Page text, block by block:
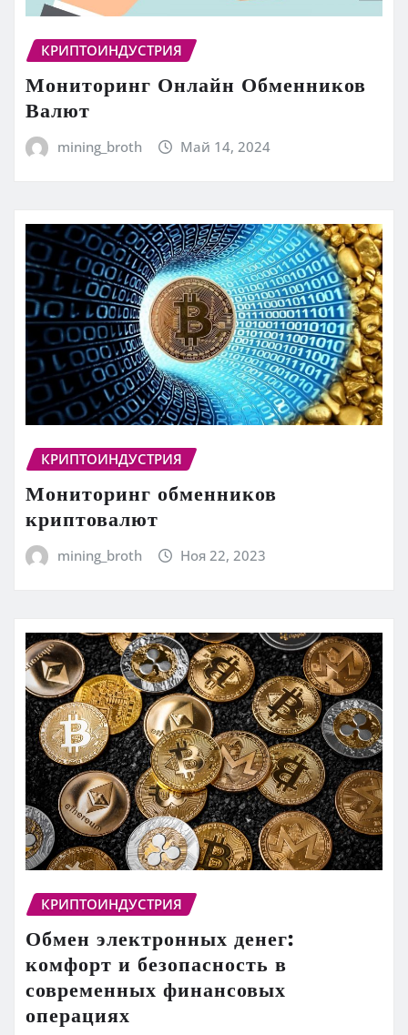
КРИПТОИНДУСТРИЯ
Мониторинг Онлайн Обменников
Валют
mining_broth Май 14, 2024
КРИПТОИНДУСТРИЯ
Мониторинг обменников
криптовалют
mining_broth Ноя 22, 2023
КРИПТОИНДУСТРИЯ
Обмен электронных денег:
комфорт и безопасность в
современных финансовых
операциях